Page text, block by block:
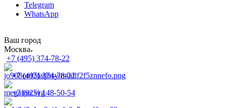
Telegram
WhatsApp
Ваш город
Москва
+7 (495) 374-78-22
+7 (495) 374-78-22
+7 (925) 148-50-54